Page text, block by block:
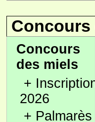
Concours
Concours
des miels
+
2026
+ Palmarès